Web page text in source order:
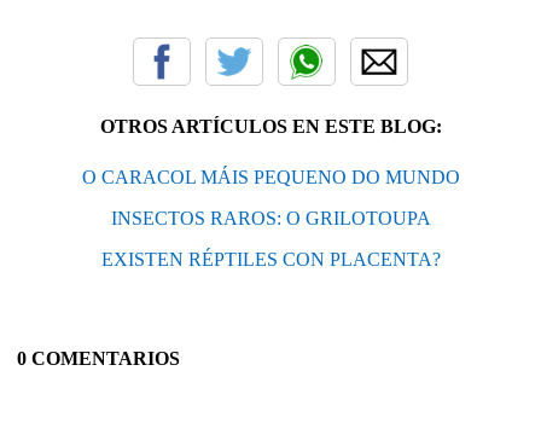
OTROS ARTÍCULOS EN ESTE BLOG:
O CARACOL MÁIS PEQUENO DO MUNDO
INSECTOS RAROS: O GRILOTOUPA
EXISTEN RÉPTILES CON PLACENTA?
0 COMENTARIOS